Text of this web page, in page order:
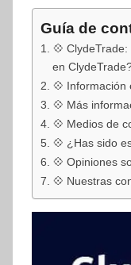
Guía de
💠
en
💠 Información
💠 Más
💠 Medios de
💠 ¿Has sido
💠 Opiniones
💠 Nuestras